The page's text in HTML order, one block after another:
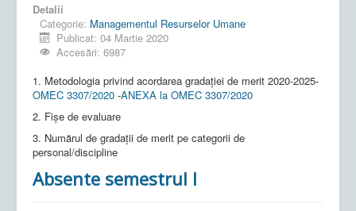
Detalii
Categorie: Managementul Resurselor Umane
Publicat: 04 Martie 2020
Accesări: 6987
1. Metodologia privind acordarea gradației de merit 2020-2025-
OMEC 3307/2020 -ANEXA la OMEC 3307/2020
2. Fișe de evaluare
3. Numărul de gradații de merit pe categorii de
personal/discipline
Absente semestrul I